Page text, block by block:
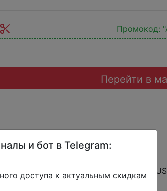
Промокод:
Перейти в
AEXP07, LRUKR07, EXPUA07,
и бот в Telegram:
доступа к актуальным скидкам